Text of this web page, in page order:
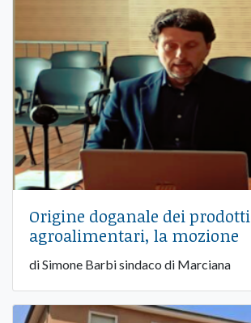
Origine doganale dei prodotti
agroalimentari, la mozione
di Simone Barbi sindaco di Marciana